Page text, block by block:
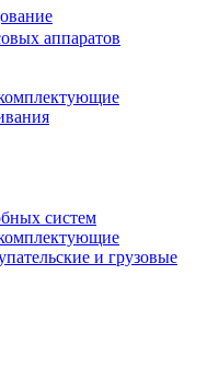
аппаратов
систем
и грузовые